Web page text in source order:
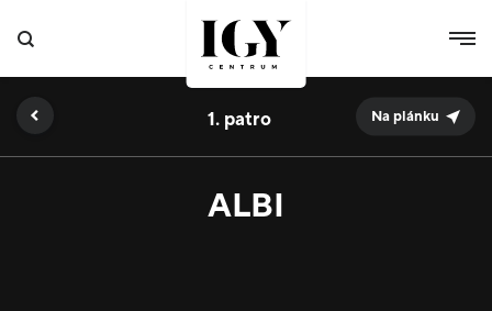
ALBI
1. Na plánku